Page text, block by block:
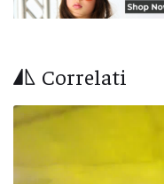
Correlati